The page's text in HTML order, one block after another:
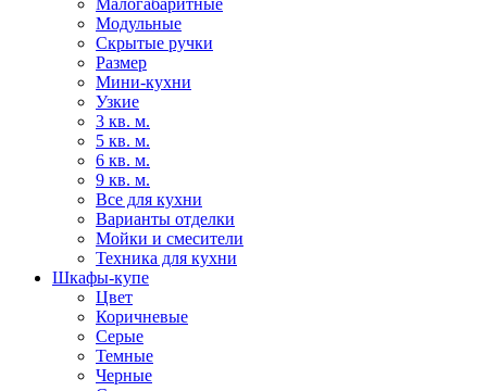
Малогабаритные
Модульные
Скрытые ручки
Размер
Мини-кухни
Узкие
3 кв. м.
5 кв. м.
6 кв. м.
9 кв. м.
Все для кухни
Варианты отделки
Мойки и смесители
Техника для кухни
Шкафы-купе
Цвет
Коричневые
Серые
Темные
Черные